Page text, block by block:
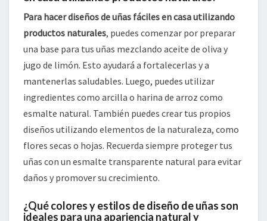
Para hacer diseños de uñas fáciles en casa utilizando
productos naturales, puedes comenzar por preparar
una base para tus uñas mezclando aceite de oliva y
jugo de limón. Esto ayudará a fortalecerlas y a
mantenerlas saludables. Luego, puedes utilizar
ingredientes como arcilla o harina de arroz como
esmalte natural. También puedes crear tus propios
diseños utilizando elementos de la naturaleza, como
flores secas o hojas. Recuerda siempre proteger tus
uñas con un esmalte transparente natural para evitar
daños y promover su crecimiento.
¿Qué colores y estilos de diseño de uñas son
ideales para una apariencia natural y